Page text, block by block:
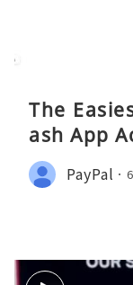
The
ash App
PayPal